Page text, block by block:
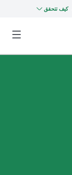
كيف تتحقق